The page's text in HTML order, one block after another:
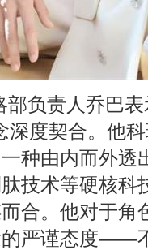
部负责人乔巴
深度契合。他
种由内而外透
技术等硬核科
合。他对于角
的严谨态度——